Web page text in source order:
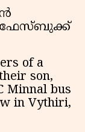
ഫേസ്ബുക്ക്
of a
son,
Minnal bus
in Vythiri,